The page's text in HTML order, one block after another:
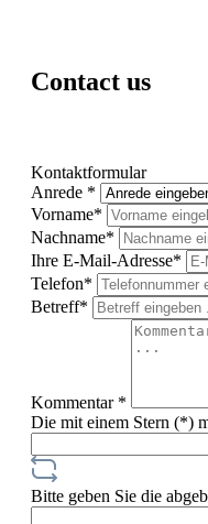
Contact us
Kontaktformular
Anrede *
Vorname*
Nachname*
Ihre E-Mail-Adresse*
Telefon*
Betreff*
Kommentar *
Die mit einem Stern (*)
Bitte geben Sie die